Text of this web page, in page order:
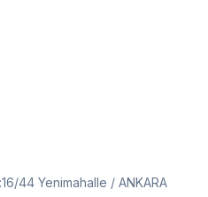
44 Yenimahalle / ANKARA